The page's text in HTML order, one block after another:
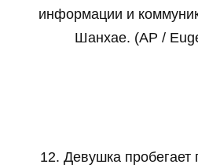
информации и
Шанхае. (AP /
12. Девушка пробегает